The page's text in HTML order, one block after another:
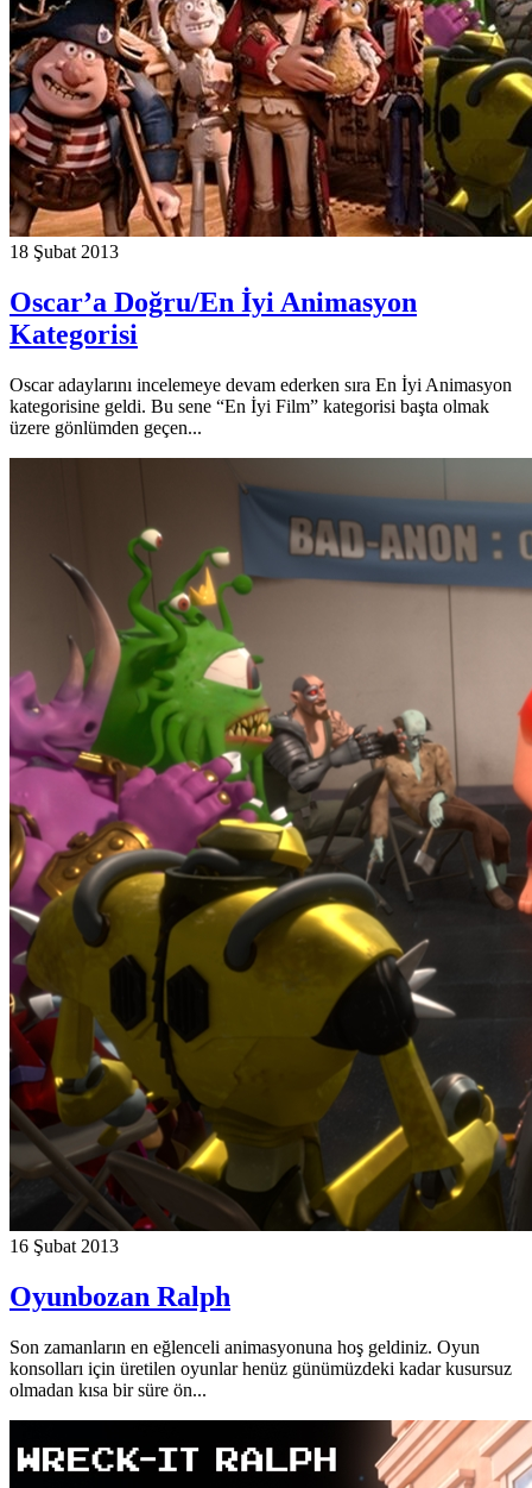
18 Şubat 2013
Oscar’a Doğru/En İyi Animasyon
Kategorisi
Oscar adaylarını incelemeye devam ederken sıra En İyi Animasyon
kategorisine geldi. Bu sene “En İyi Film” kategorisi başta olmak
üzere gönlümden geçen...
16 Şubat 2013
Oyunbozan Ralph
Son zamanların en eğlenceli animasyonuna hoş geldiniz. Oyun
konsolları için üretilen oyunlar henüz günümüzdeki kadar kusursuz
olmadan kısa bir süre ön...